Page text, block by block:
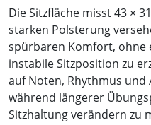
Die Sitzfläche misst 43 ×
starken Polsterung
spürbaren Komfort, ohne
instabile Sitzposition zu
auf Noten, Rhythmus
während längerer
Sitzhaltung verändern zu